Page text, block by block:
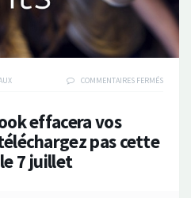
COMMENTAIRES FERMÉSSUR
effacera vos
pas cette
7 juillet